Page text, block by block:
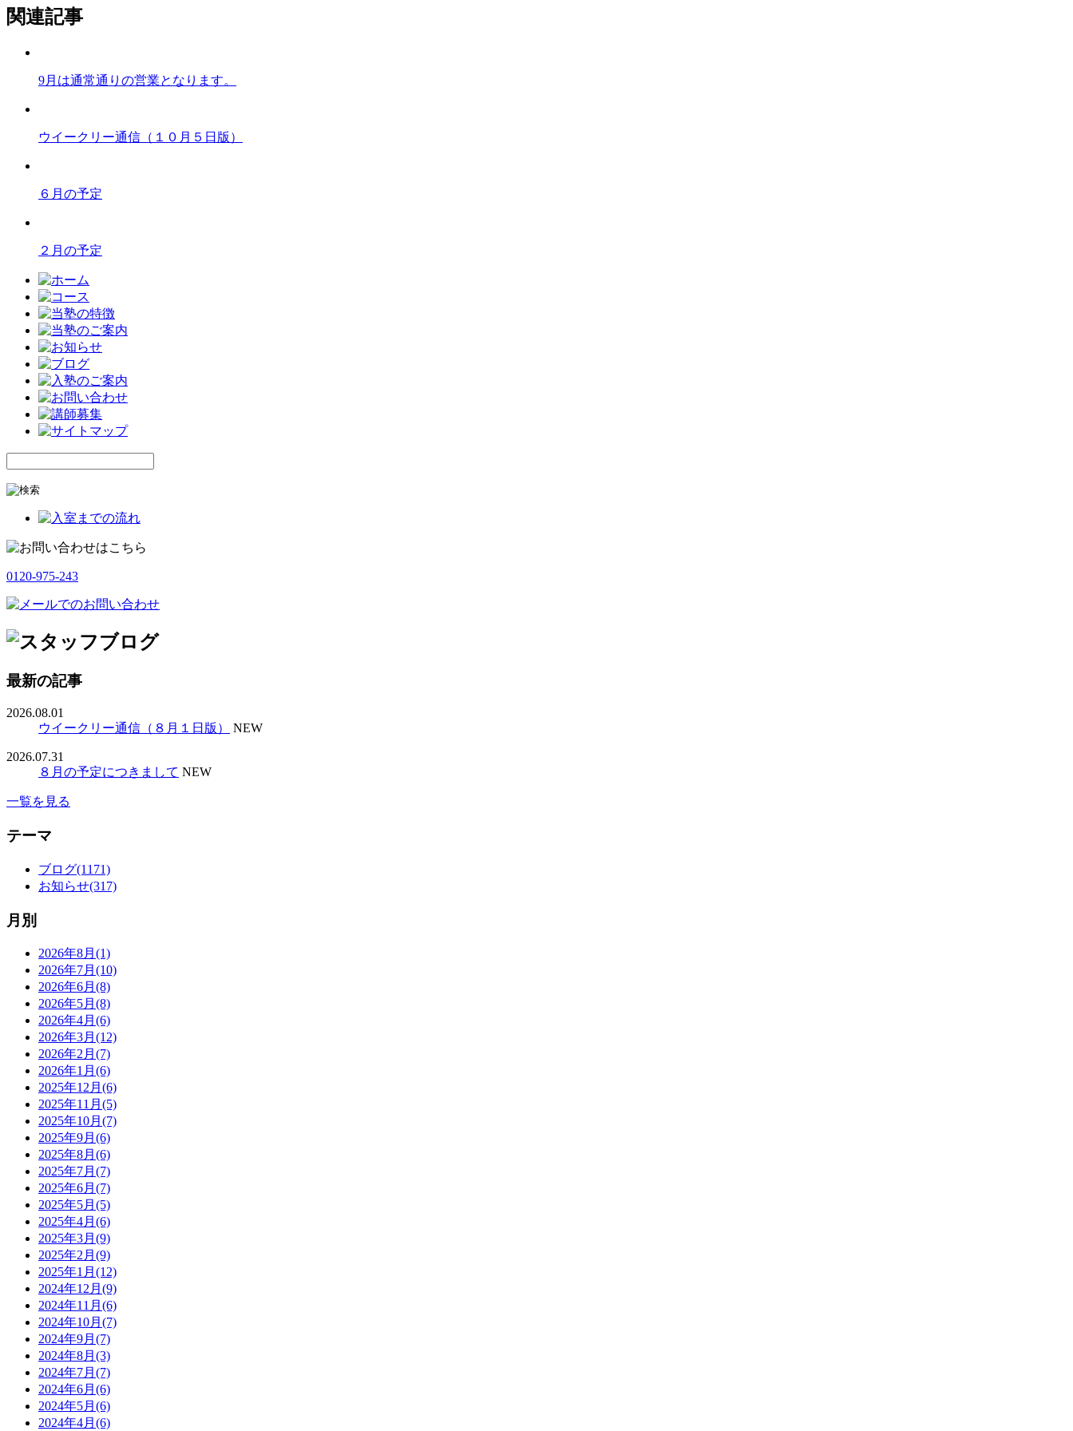
関連記事
9月は通常通りの営業となります。
ウイークリー通信（１０月５日版）
６月の予定
２月の予定
0120-975-243
最新の記事
2026.08.01
ウイークリー通信（８月１日版）
NEW
2026.07.31
８月の予定につきまして NEW
一覧を見る
テーマ
ブログ(1171)
お知らせ(317)
月別
2026年8月(1)
2026年7月(10)
2026年6月(8)
2026年5月(8)
2026年4月(6)
2026年3月(12)
2026年2月(7)
2026年1月(6)
2025年12月(6)
2025年11月(5)
2025年10月(7)
2025年9月(6)
2025年8月(6)
2025年7月(7)
2025年6月(7)
2025年5月(5)
2025年4月(6)
2025年3月(9)
2025年2月(9)
2025年1月(12)
2024年12月(9)
2024年11月(6)
2024年10月(7)
2024年9月(7)
2024年8月(3)
2024年7月(7)
2024年6月(6)
2024年5月(6)
2024年4月(6)